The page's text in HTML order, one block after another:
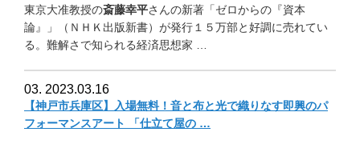
東京大准教授の斎藤幸平さんの新著「ゼロからの『資本
論』」（ ＮＨＫ出版新書）が発行１５万部と好調に売れてい
る。 難解さで知られる経済思想家 …
03. 2023.03.16
【神戸市兵庫区】入場無料！ 音と布と光で織りなす即興のパ
フォーマンスアート 「仕立て屋の …